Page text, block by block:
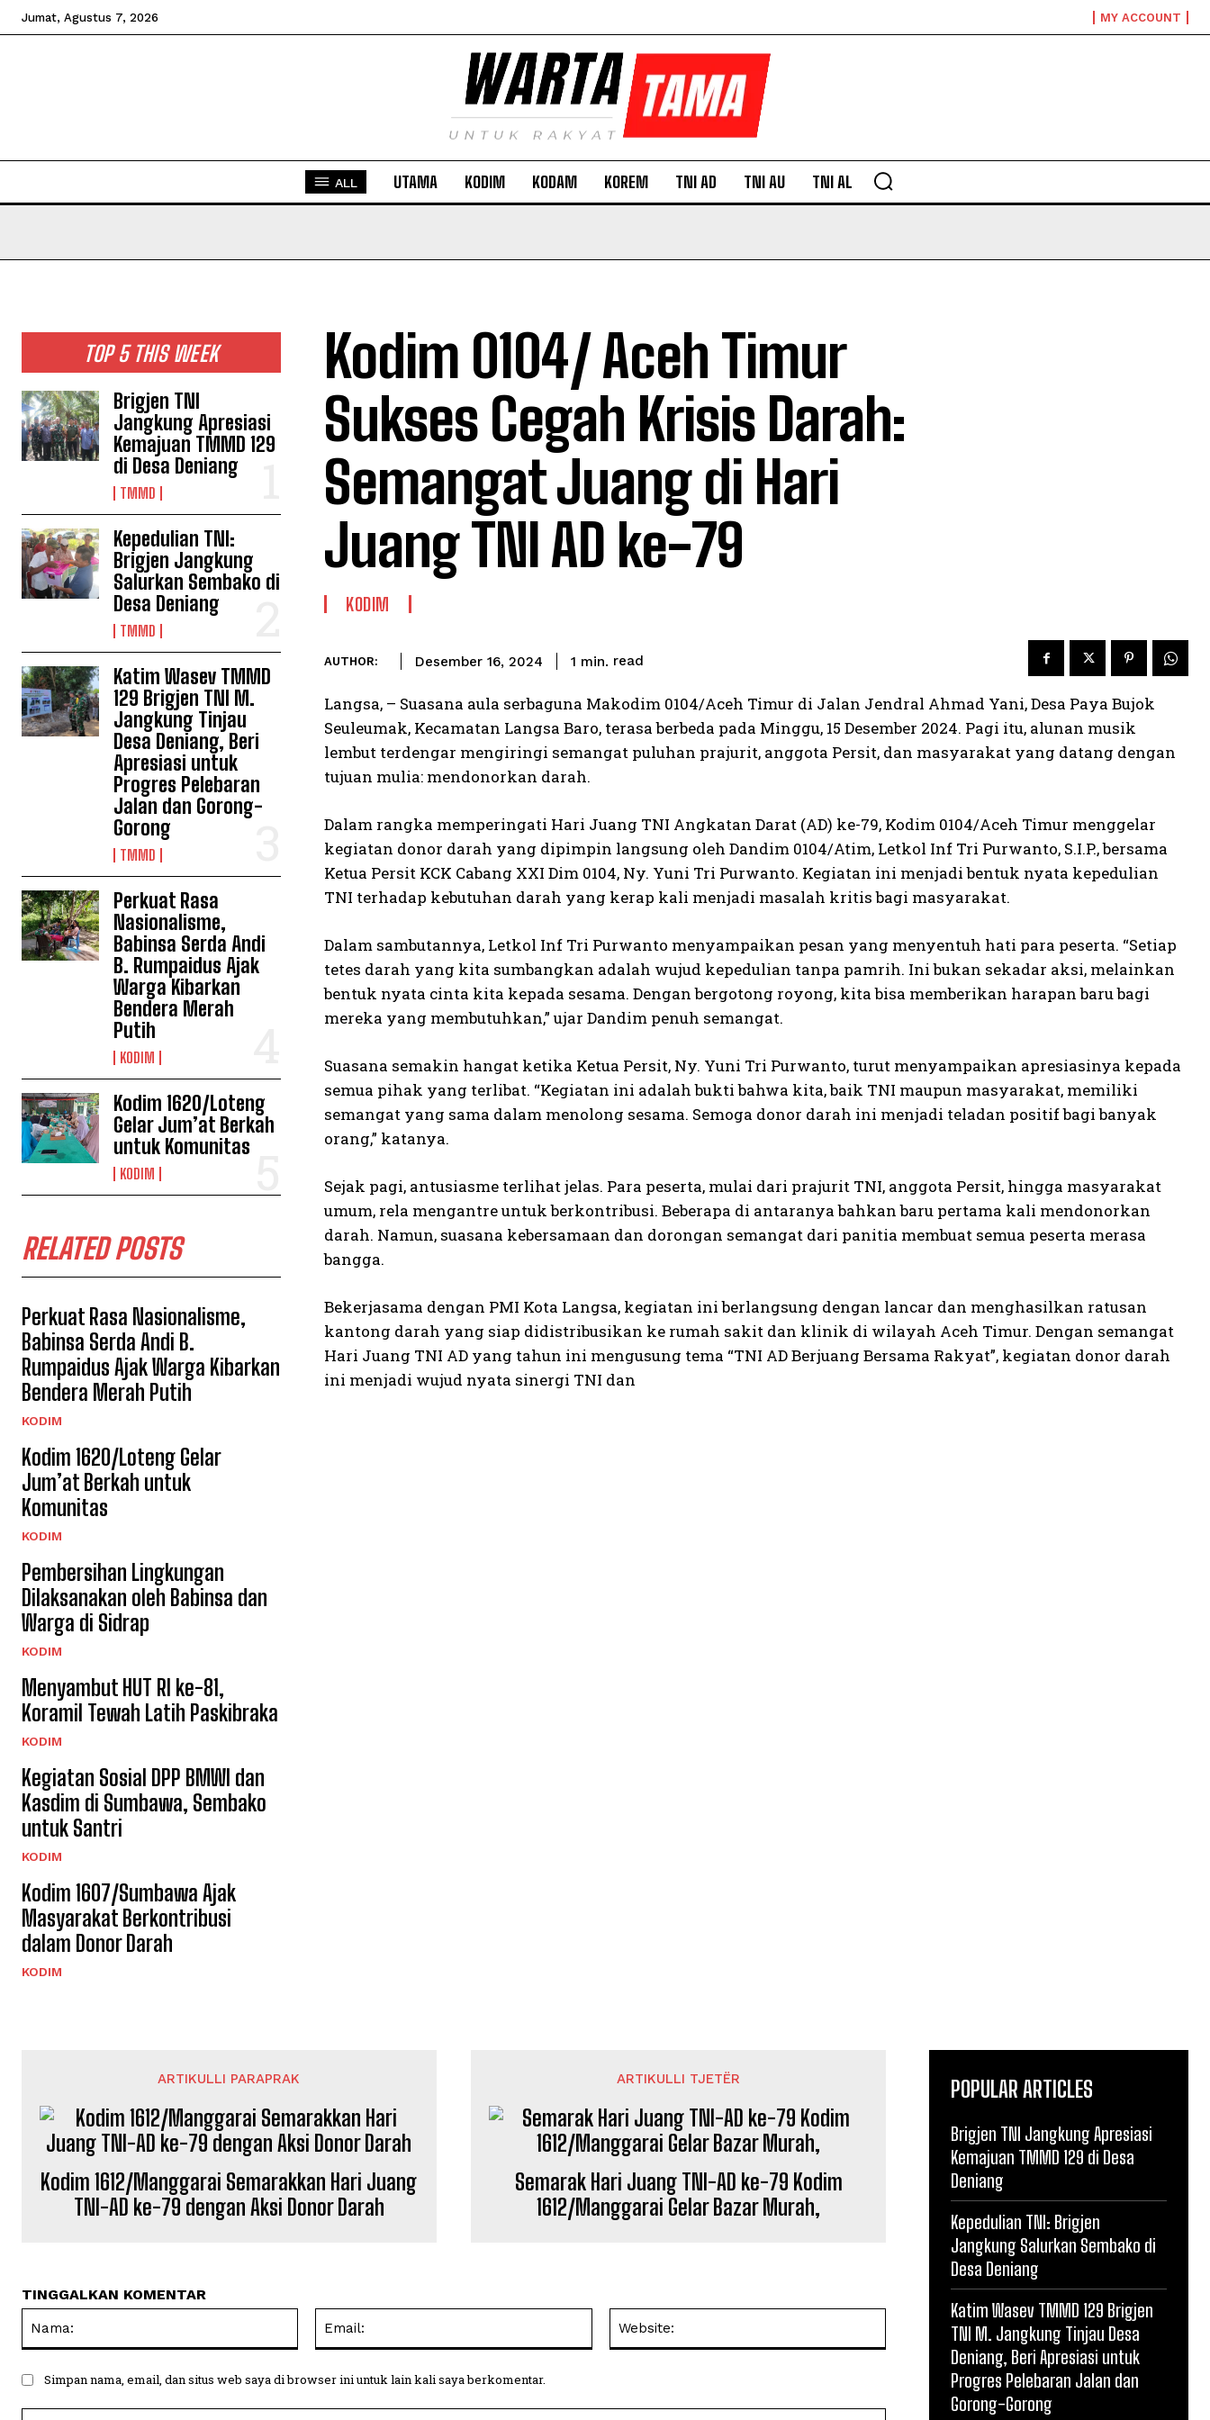
Jumat, Agustus 7, 2026 MY ACCOUNT
ALL UTAMA KODIM KODAM KOREM TNI AD TNI AU TNI AL
TOP 5 THIS WEEK
Brigjen TNI
Jangkung Apresiasi
Kemajuan TMMD 129
di Desa Deniang
TMMD
Kepedulian TNI:
Brigjen Jangkung
Salurkan Sembako di
Desa Deniang
TMMD
Katim Wasev TMMD
129 Brigjen TNI M.
Jangkung Tinjau
Desa Deniang, Beri
Apresiasi untuk
Progres Pelebaran
Jalan dan Gorong-
Gorong
TMMD
Perkuat Rasa
Nasionalisme,
Babinsa Serda Andi
B. Rumpaidus Ajak
Warga Kibarkan
Bendera Merah
Putih
KODIM
Kodim 1620/Loteng
Gelar Jum’at Berkah
untuk Komunitas
KODIM
RELATED POSTS
Perkuat Rasa Nasionalisme,
Babinsa Serda Andi B.
Rumpaidus Ajak Warga Kibarkan
Bendera Merah Putih
KODIM
Kodim 1620/Loteng Gelar
Jum’at Berkah untuk
Komunitas
KODIM
Pembersihan Lingkungan
Dilaksanakan oleh Babinsa dan
Warga di Sidrap
KODIM
Menyambut HUT RI ke-81,
Koramil Tewah Latih Paskibraka
KODIM
Kegiatan Sosial DPP BMWI dan
Kasdim di Sumbawa, Sembako
untuk Santri
KODIM
Kodim 1607/Sumbawa Ajak
Masyarakat Berkontribusi
dalam Donor Darah
KODIM
Kodim 0104/ Aceh Timur
Sukses Cegah Krisis Darah:
Semangat Juang di Hari
Juang TNI AD ke-79
KODIM
AUTHOR: Desember 16, 2024 1 min. read
Langsa, – Suasana aula serbaguna Makodim 0104/Aceh Timur di Jalan Jendral Ahmad Yani, Desa Paya Bujok
Seuleumak, Kecamatan Langsa Baro, terasa berbeda pada Minggu, 15 Desember 2024. Pagi itu, alunan musik
lembut terdengar mengiringi semangat puluhan prajurit, anggota Persit, dan masyarakat yang datang dengan
tujuan mulia: mendonorkan darah.
Dalam rangka memperingati Hari Juang TNI Angkatan Darat (AD) ke-79, Kodim 0104/Aceh Timur menggelar
kegiatan donor darah yang dipimpin langsung oleh Dandim 0104/Atim, Letkol Inf Tri Purwanto, S.I.P., bersama
Ketua Persit KCK Cabang XXI Dim 0104, Ny. Yuni Tri Purwanto. Kegiatan ini menjadi bentuk nyata kepedulian
TNI terhadap kebutuhan darah yang kerap kali menjadi masalah kritis bagi masyarakat.
Dalam sambutannya, Letkol Inf Tri Purwanto menyampaikan pesan yang menyentuh hati para peserta. “Setiap
tetes darah yang kita sumbangkan adalah wujud kepedulian tanpa pamrih. Ini bukan sekadar aksi, melainkan
bentuk nyata cinta kita kepada sesama. Dengan bergotong royong, kita bisa memberikan harapan baru bagi
mereka yang membutuhkan,” ujar Dandim penuh semangat.
Suasana semakin hangat ketika Ketua Persit, Ny. Yuni Tri Purwanto, turut menyampaikan apresiasinya kepada
semua pihak yang terlibat. “Kegiatan ini adalah bukti bahwa kita, baik TNI maupun masyarakat, memiliki
semangat yang sama dalam menolong sesama. Semoga donor darah ini menjadi teladan positif bagi banyak
orang,” katanya.
Sejak pagi, antusiasme terlihat jelas. Para peserta, mulai dari prajurit TNI, anggota Persit, hingga masyarakat
umum, rela mengantre untuk berkontribusi. Beberapa di antaranya bahkan baru pertama kali mendonorkan
darah. Namun, suasana kebersamaan dan dorongan semangat dari panitia membuat semua peserta merasa
bangga.
Bekerjasama dengan PMI Kota Langsa, kegiatan ini berlangsung dengan lancar dan menghasilkan ratusan
kantong darah yang siap didistribusikan ke rumah sakit dan klinik di wilayah Aceh Timur. Dengan semangat
Hari Juang TNI AD yang tahun ini mengusung tema “TNI AD Berjuang Bersama Rakyat”, kegiatan donor darah
ini menjadi wujud nyata sinergi TNI dan
ARTIKULLI PARAPRAK
Kodim 1612/Manggarai Semarakkan Hari Juang
TNI-AD ke-79 dengan Aksi Donor Darah
ARTIKULLI TJETËR
Semarak Hari Juang TNI-AD ke-79 Kodim
1612/Manggarai Gelar Bazar Murah,
TINGGALKAN KOMENTAR
Simpan nama, email, dan situs web saya di browser ini untuk lain kali saya berkomentar.
POPULAR ARTICLES
Brigjen TNI Jangkung Apresiasi
Kemajuan TMMD 129 di Desa
Deniang
Kepedulian TNI: Brigjen
Jangkung Salurkan Sembako di
Desa Deniang
Katim Wasev TMMD 129 Brigjen
TNI M. Jangkung Tinjau Desa
Deniang, Beri Apresiasi untuk
Progres Pelebaran Jalan dan
Gorong-Gorong